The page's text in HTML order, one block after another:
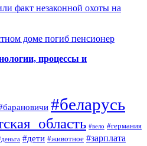
факт незаконной охоты на
доме погиб пенсионер
процессы и
#беларусь
#вело #германия
#дети #животное #зарплата